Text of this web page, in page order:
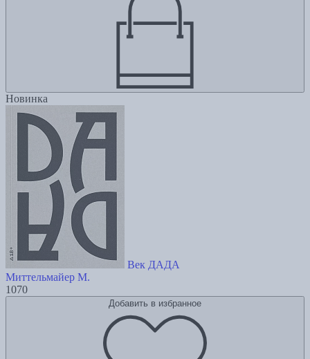
Новинка
Век ДАДА
Миттельмайер М.
1070
Добавить в избранное